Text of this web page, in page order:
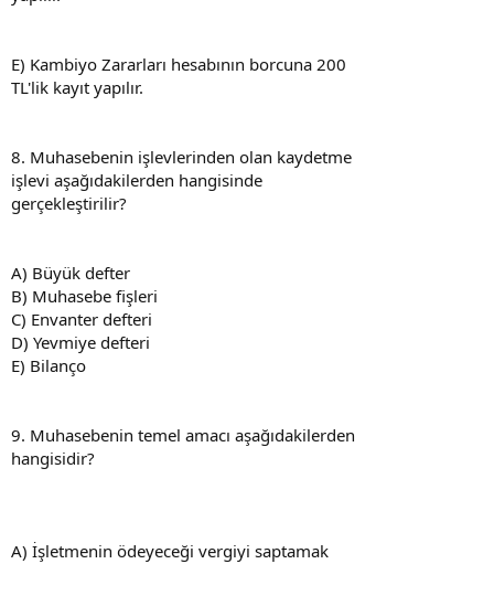
E) Kambiyo Zararları hesabının borcuna 200
TL'lik kayıt yapılır.
8. Muhasebenin işlevlerinden olan kaydetme
işlevi aşağıdakilerden hangisinde
gerçekleştirilir?
A) Büyük defter
B) Muhasebe fişleri
C) Envanter defteri
D) Yevmiye defteri
E) Bilanço
9. Muhasebenin temel amacı aşağıdakilerden
hangisidir?
A) İşletmenin ödeyeceği vergiyi saptamak